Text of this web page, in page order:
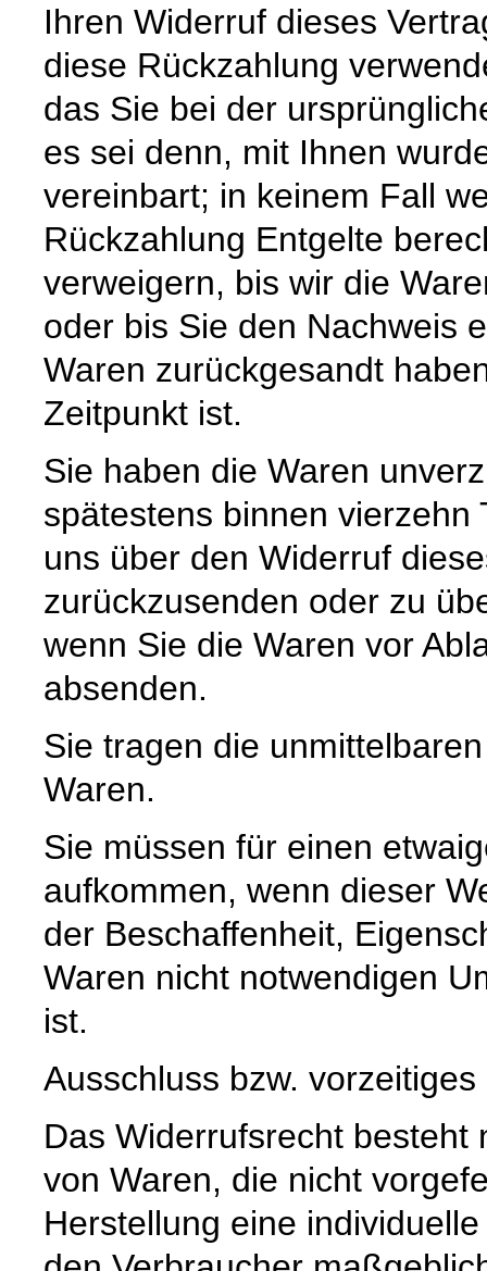
Ihren Widerruf dieses
diese Rückzahlung
das Sie bei der
es sei denn, mit Ihnen
vereinbart; in keinem Fall
Rückzahlung Entgelte
verweigern, bis wir die
oder bis Sie den Nachweis
Waren zurückgesandt
Zeitpunkt ist.
Sie haben die Waren
spätestens binnen vierzehn
uns über den Widerruf
zurückzusenden oder zu
wenn Sie die Waren vor
absenden.
Sie tragen die
Waren.
Sie müssen für einen
aufkommen, wenn dieser
der Beschaffenheit,
Waren nicht notwendigen
ist.
Ausschluss bzw.
Das Widerrufsrecht besteht
von Waren, die nicht
Herstellung eine